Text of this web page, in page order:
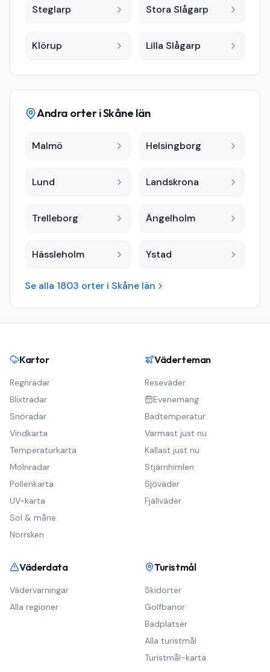
Steglarp Stora Slågarp
Klörup Lilla Slågarp
Andra orter iSkåne län
Malmö Helsingborg
Lund Landskrona
Trelleborg Ängelholm
Hässleholm Ystad
Se alla 1803 orter i Skåne län
Kartor
Regnradar
Blixtradar
Snöradar
Vindkarta
Temperaturkarta
Molnradar
Pollenkarta
UV-karta
Sol & måne
Norrsken
Väderteman
Reseväder
Evenemang
Badtemperatur
Varmast just nu
Kallast just nu
Stjärnhimlen
Sjöväder
Fjällväder
Väderdata
Vädervarningar
Alla regioner
Turistmål
Skidorter
Golfbanor
Badplatser
Alla turistmål
Turistmål-karta